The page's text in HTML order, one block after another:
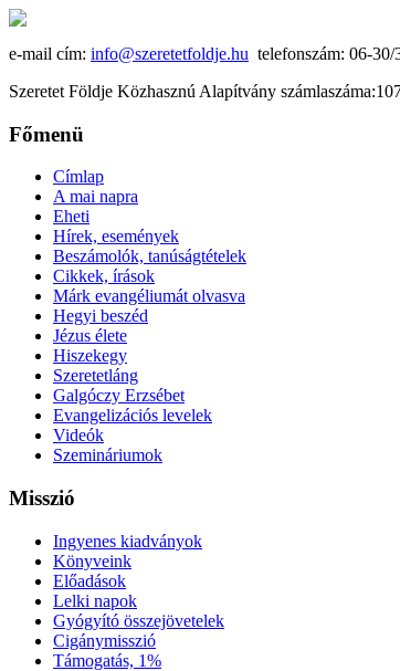
e-mail cím: info@szeretetfoldje.hu telefonszám: 06-
Szeretet Földje Közhasznú Alapítvány
Főmenü
Címlap
A mai napra
Eheti
Hírek, események
Beszámolók, tanúságtételek
Cikkek, írások
Márk evangéliumát olvasva
Hegyi beszéd
Jézus élete
Hiszekegy
Szeretetláng
Galgóczy Erzsébet
Evangelizációs levelek
Videók
Szemináriumok
Misszió
Ingyenes kiadványok
Könyveink
Előadások
Lelki napok
Gyógyító összejövetelek
Cigánymisszió
Támogatás, 1%